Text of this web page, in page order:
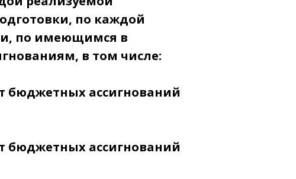
по каждой
по имеющимся в
в том числе:
бюджетных ассигнований
бюджетных ассигнований